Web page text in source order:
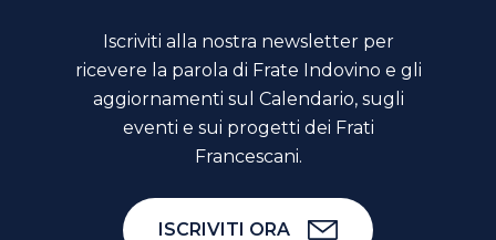
Iscriviti alla nostra newsletter per
ricevere la parola di Frate Indovino e gli
aggiornamenti sul Calendario, sugli
eventi e sui progetti dei Frati
Francescani.
ISCRIVITI ORA